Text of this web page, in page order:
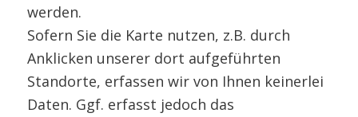
werden.
Sofern Sie die Karte nutzen, z.B. durch
Anklicken unserer dort aufgeführten
Standorte, erfassen wir von Ihnen keinerlei
Daten. Ggf. erfasst jedoch das